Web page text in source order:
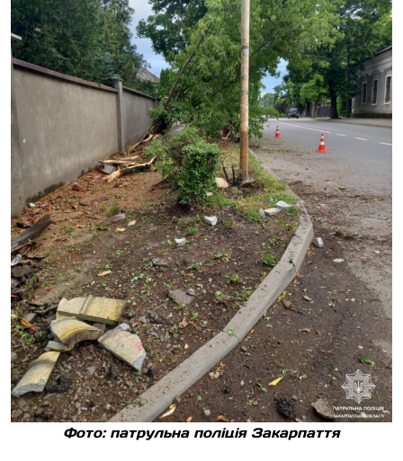
Фото: патрульна поліція Закарпаття